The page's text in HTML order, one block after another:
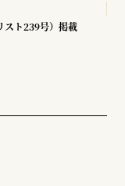
スト239号）掲載